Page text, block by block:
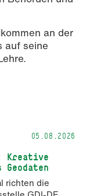
an der
auf seine
05.08.2026
Kreative
Geodaten
richten die